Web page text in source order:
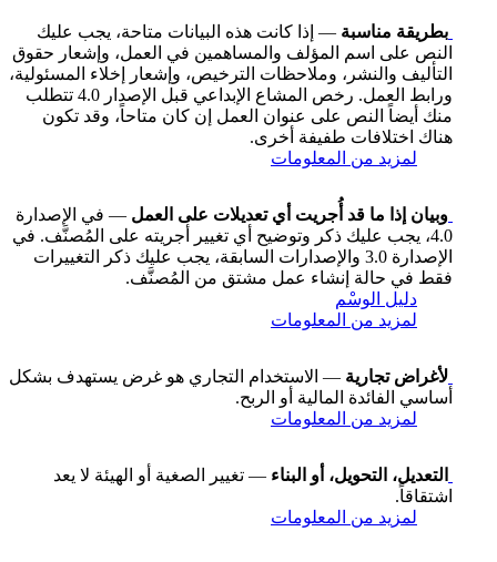
بطريقة مناسبة — إذا كانت هذه البيانات متاحة، يجب عليك
النص على اسم المؤلف والمساهمين في العمل، وإشعار حقوق
التأليف والنشر، وملاحظات الترخيص، وإشعار إخلاء المسئولية،
ورابط العمل. رخص المشاع الإبداعي قبل الإصدار 4.0 تتطلب
منك أيضاً النص على عنوان العمل إن كان متاحاً، وقد تكون
هناك اختلافات طفيفة أخرى.
لمزيد من المعلومات
وبيان إذا ما قد أُجريت أي تعديلات على العمل — في الإصدارة
4.0، يجب عليك ذكر وتوضيح أي تغيير أجريته على المُصنَّف. في
الإصدارة 3.0 والإصدارات السابقة، يجب عليك ذكر التغييرات
فقط في حالة إنشاء عمل مشتق من المُصنَّف.
دليل الوسْم
لمزيد من المعلومات
لأغراض تجارية — الاستخدام التجاري هو غرض يستهدف بشكل
أساسي الفائدة المالية أو الربح.
لمزيد من المعلومات
التعديل، التحويل، أو البناء — تغيير الصغية أو الهيئة لا يعد
اشتقاقاً.
لمزيد من المعلومات